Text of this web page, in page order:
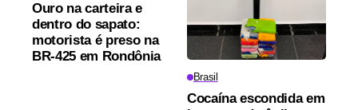
Ouro na carteira e
dentro do sapato:
motorista é preso na
BR-425 em Rondônia
Brasil
Cocaína escondida em